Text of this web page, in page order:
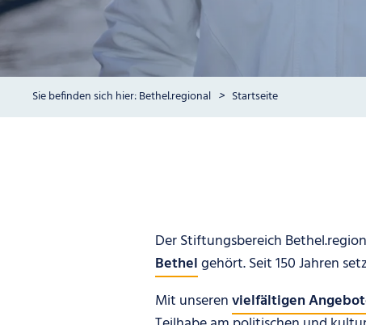
Bethel.regional Startseite
Der Stiftungsbereich
Bethelgehört. Seit 150 Jahren
Mit unserenvielfältigen